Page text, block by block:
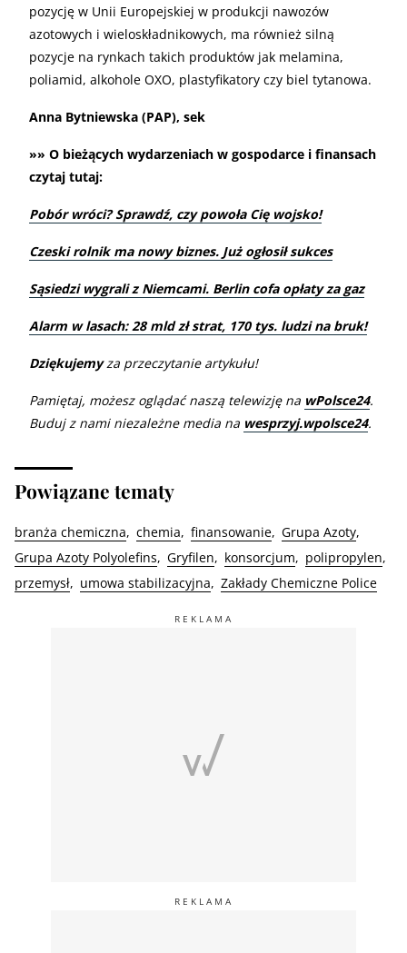
pozycję w Unii Europejskiej w produkcji nawozów
azotowych i wieloskładnikowych, ma również silną
pozycje na rynkach takich produktów jak melamina,
poliamid, alkohole OXO, plastyfikatory czy biel tytanowa.
Anna Bytniewska (PAP), sek
»» O bieżących wydarzeniach w gospodarce i finansach
czytaj tutaj:
Pobór wróci? Sprawdź, czy powoła Cię wojsko!
Czeski rolnik ma nowy biznes. Już ogłosił sukces
Sąsiedzi wygrali z Niemcami. Berlin cofa opłaty za gaz
Alarm w lasach: 28 mld zł strat, 170 tys. ludzi na bruk!
Dziękujemyza przeczytanie artykułu!
Pamiętaj, możesz oglądać naszą telewizję na wPolsce24.
Buduj z nami niezależne media na wesprzyj.wpolsce24.
Powiązane tematy
branża chemiczna chemia finansowanie Grupa Azoty
Grupa Azoty Polyolefins
Gryfilen konsorcjum
polipropylen
przemysł
umowa stabilizacyjna Zakłady Chemiczne Police